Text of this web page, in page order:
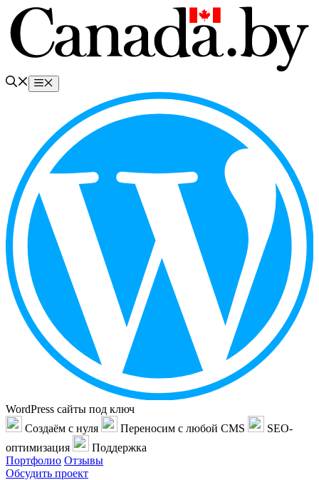
Перейти
содержимому
Меню
WordPress сайты под ключ
Создаём с нуля
Переносим с любой CMS
SEO-
оптимизация
Поддержка
Портфолио Отзывы
Обсудить проект